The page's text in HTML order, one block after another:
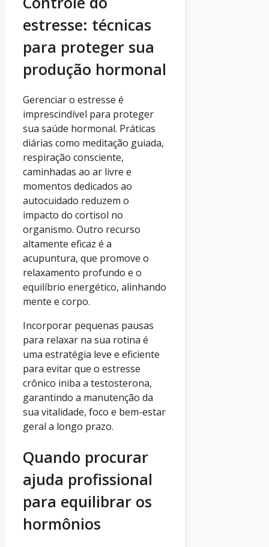
estresse: técnicas
para proteger sua
produção hormonal
Gerenciar o estresse é
imprescindível para proteger
sua saúde hormonal. Práticas
diárias como meditação guiada,
respiração consciente,
caminhadas ao ar livre e
momentos dedicados ao
autocuidado reduzem o
impacto do cortisol no
organismo. Outro recurso
altamente eficaz é a
acupuntura, que promove o
relaxamento profundo e o
equilíbrio energético, alinhando
mente e corpo.
Incorporar pequenas pausas
para relaxar na sua rotina é
uma estratégia leve e eficiente
para evitar que o estresse
crônico iniba a testosterona,
garantindo a manutenção da
sua vitalidade, foco e bem-estar
geral a longo prazo.
Quando procurar
ajuda profissional
para equilibrar os
hormônios